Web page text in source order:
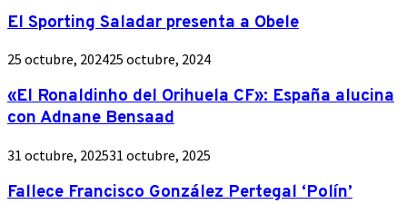
El Sporting Saladar presenta a Obele
25 octubre, 202425 octubre, 2024
«El Ronaldinho del Orihuela CF»: España alucina
con Adnane Bensaad
31 octubre, 202531 octubre, 2025
Fallece Francisco González Pertegal ‘Polín’